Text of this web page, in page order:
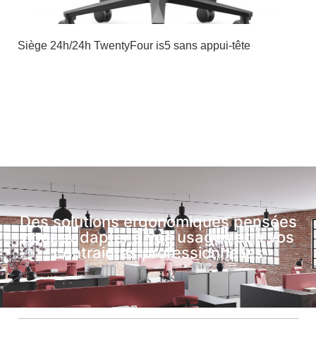
Siège 24h/24h TwentyFour is5 sans appui-tête
Des solutions ergonomiques pensées
pour s’adapter à vos usages et à vos
contraintes professionnelles